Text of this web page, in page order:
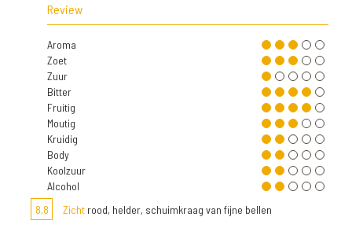
Review
Aroma
Zoet
Zuur
Bitter
Fruitig
Moutig
Kruidig
Body
Koolzuur
Alcohol
8,8
Zicht rood, helder, schuimkraag van fijne bellen